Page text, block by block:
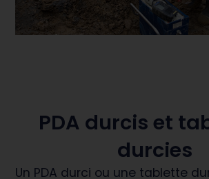
PDA durcis et
durcies
Un PDA durci ou une tablette